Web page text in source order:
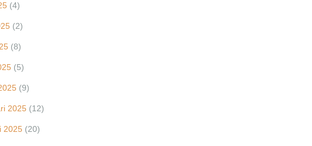
(4)
(2)
(8)
(5)
(9)
2025 (12)
2025 (20)